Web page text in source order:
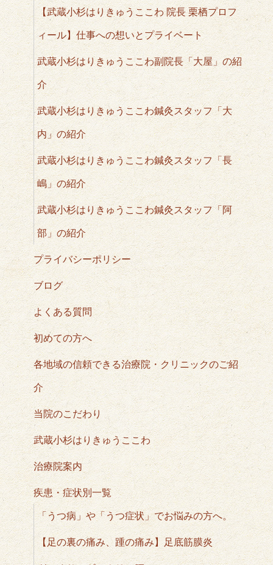
【武蔵小杉はりきゅうここわ 院長 栗栖プロフ
ィール】仕事への想いとプライベート
武蔵小杉はりきゅうここわ副院長「大屋」の紹
介
武蔵小杉はりきゅうここわ鍼灸スタッフ「大
内」の紹介
武蔵小杉はりきゅうここわ鍼灸スタッフ「長
嶋」の紹介
武蔵小杉はりきゅうここわ鍼灸スタッフ「阿
部」の紹介
プライバシーポリシー
ブログ
よくある質問
初めての方へ
各地域の信頼できる治療院・クリニックのご紹
介
当院のこだわり
武蔵小杉はりきゅうここわ
治療院案内
疾患・症状別一覧
「うつ病」や「うつ症状」でお悩みの方へ。
【足の裏の痛み、踵の痛み】足底筋膜炎